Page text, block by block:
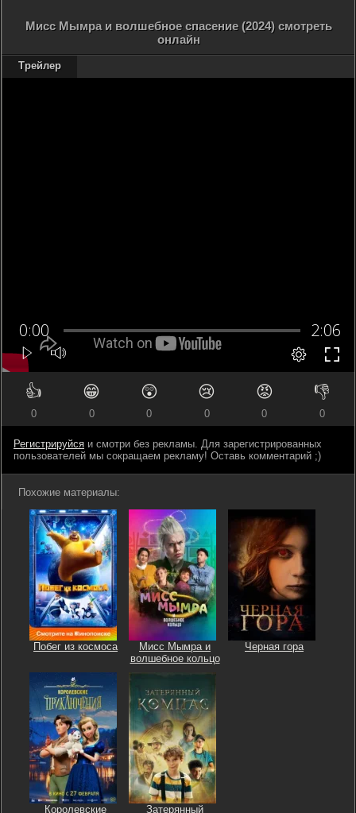
Мисс Мымра и волшебное спасение (2024) смотреть
онлайн
Трейлер
👍
0
😁
0
😲
0
😢
0
😡
0
👎
0
Регистрируйся и смотри без рекламы. Для зарегистрированных
пользователей мы сокращаем рекламу! Оставь комментарий ;)
Похожие материалы:
Побег из космоса
Мисс Мымра и
волшебное кольцо
Черная гора
Королевские Затерянный